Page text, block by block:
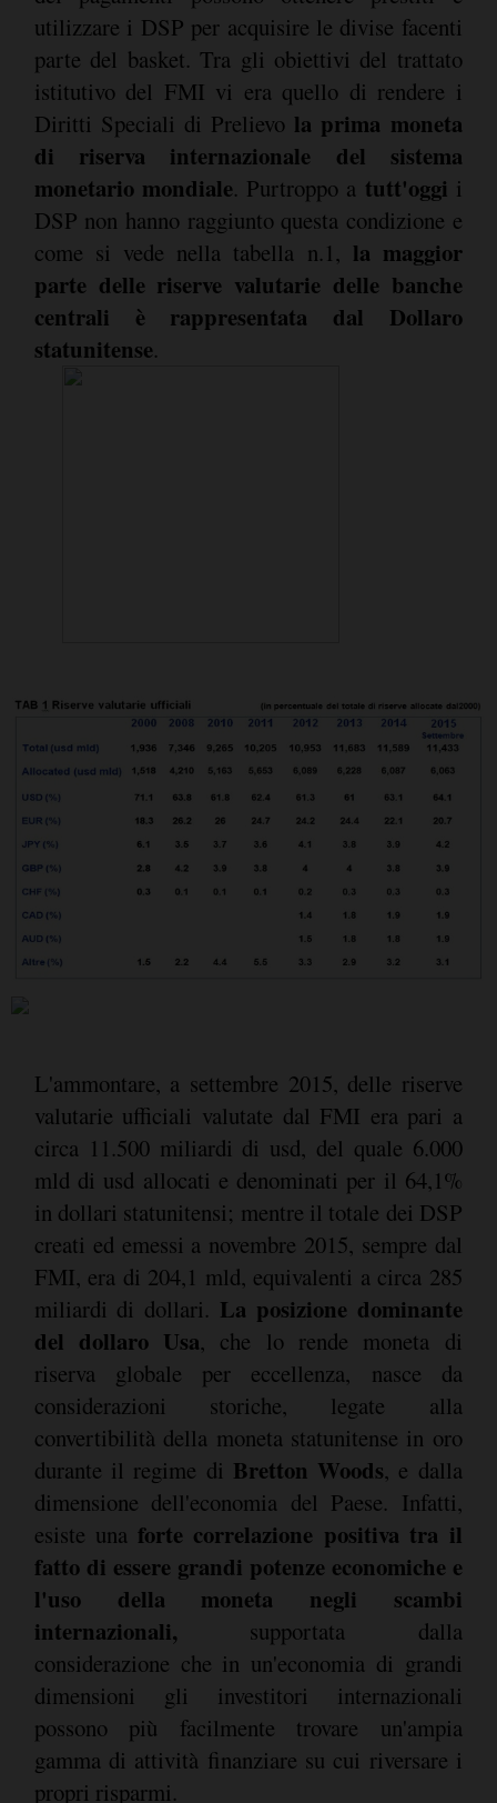
utilizzare i DSP per acquisire le divise facenti
parte del basket. Tra gli obiettivi del trattato
istitutivo del FMI vi era quello di rendere i
Diritti Speciali di Prelievo la prima moneta
di riserva internazionale del sistema
monetario mondiale. Purtroppo a tutt'oggi i
DSP non hanno raggiunto questa condizione e
come si vede nella tabella n.1, la maggior
parte delle riserve valutarie delle banche
centrali è rappresentata dal Dollaro
statunitense.
L'ammontare, a settembre 2015, delle riserve
valutarie ufficiali valutate dal FMI era pari a
circa 11.500 miliardi di usd, del quale 6.000
mld di usd allocati e denominati per il 64,1%
in dollari statunitensi; mentre il totale dei DSP
creati ed emessi a novembre 2015, sempre dal
FMI, era di 204,1 mld, equivalenti a circa 285
miliardi di dollari. La posizione dominante
del dollaro Usa, che lo rende moneta di
riserva globale per eccellenza, nasce da
considerazioni storiche, legate alla
convertibilità della moneta statunitense in oro
durante il regime di Bretton Woods, e dalla
dimensione dell'economia del Paese. Infatti,
esiste una forte correlazione positiva tra il
fatto di essere grandi potenze economiche e
l'uso della moneta negli scambi
internazionali, supportata dalla
considerazione che in un'economia di grandi
dimensioni gli investitori internazionali
possono più facilmente trovare un'ampia
gamma di attività finanziare su cui riversare i
propri risparmi.